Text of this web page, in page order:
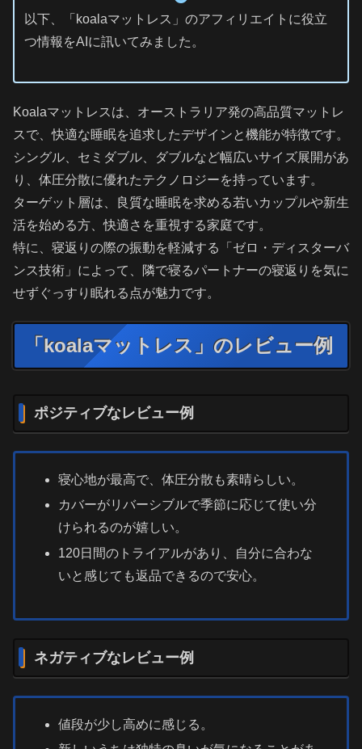
以下、「koalaマットレス」のアフィリエイトに役立
つ情報をAIに訊いてみました。
Koalaマットレスは、オーストラリア発の高品質マットレ
スで、快適な睡眠を追求したデザインと機能が特徴です。
シングル、セミダブル、ダブルなど幅広いサイズ展開があ
り、体圧分散に優れたテクノロジーを持っています。
ターゲット層は、良質な睡眠を求める若いカップルや新生
活を始める方、快適さを重視する家庭です。
特に、寝返りの際の振動を軽減する「ゼロ・ディスターバ
ンス技術」によって、隣で寝るパートナーの寝返りを気に
せずぐっすり眠れる点が魅力です。
「koalaマットレス」のレビュー例
ポジティブなレビュー例
寝心地が最高で、体圧分散も素晴らしい。
カバーがリバーシブルで季節に応じて使い分
けられるのが嬉しい。
120日間のトライアルがあり、自分に合わな
いと感じても返品できるので安心。
ネガティブなレビュー例
値段が少し高めに感じる。